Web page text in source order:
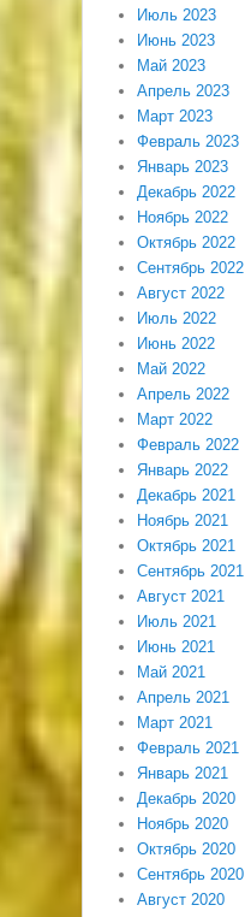
Июль 2023
Июнь 2023
Май 2023
Апрель 2023
Март 2023
Февраль 2023
Январь 2023
Декабрь 2022
Ноябрь 2022
Октябрь 2022
Сентябрь 2022
Август 2022
Июль 2022
Июнь 2022
Май 2022
Апрель 2022
Март 2022
Февраль 2022
Январь 2022
Декабрь 2021
Ноябрь 2021
Октябрь 2021
Сентябрь 2021
Август 2021
Июль 2021
Июнь 2021
Май 2021
Апрель 2021
Март 2021
Февраль 2021
Январь 2021
Декабрь 2020
Ноябрь 2020
Октябрь 2020
Сентябрь 2020
Август 2020